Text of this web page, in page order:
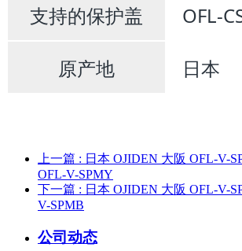
支持的保护盖 OFL-
原产地 日本
上一篇 : 日本 OJIDEN 大阪 OFL-V-
OFL-V-SPMY
下一篇 : 日本 OJIDEN 大阪 OFL-V-
V-SPMB
公司动态